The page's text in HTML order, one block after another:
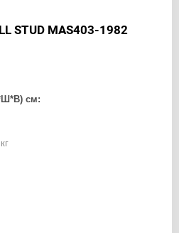
STUD MAS403-1982
см: